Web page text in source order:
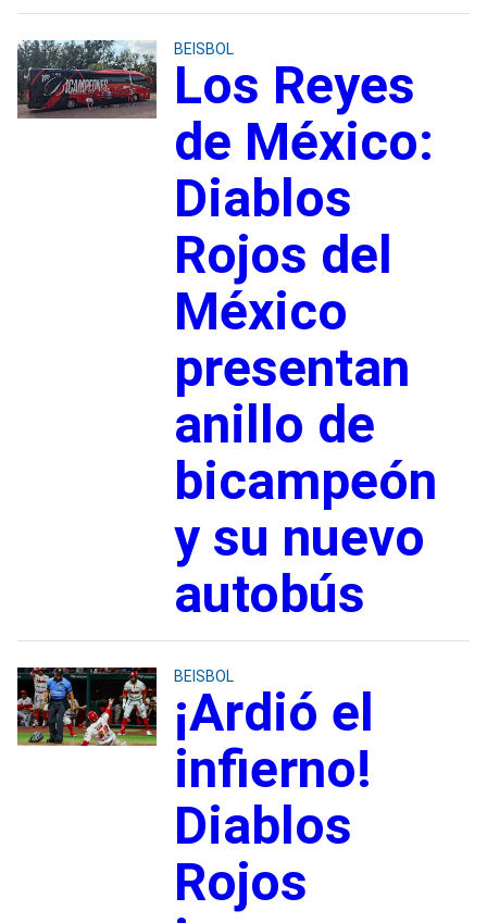
BEISBOL
Los Reyes
de México:
Diablos
Rojos del
México
presentan
anillo de
bicampeón
y su nuevo
autobús
BEISBOL
¡Ardió el
infierno!
Diablos
Rojos